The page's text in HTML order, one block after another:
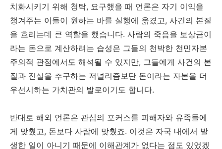
치화시키기 위해 청탁, 요구했을 때 언론은 자기 이익을
챙겨주는 이들이 원하는 바를 실행에 옮겼고, 사건의 본질
을 흐리는데 큰 역할을 했습니다. 사람의 죽음을 보상금이
라는 돈으로 계산하려는 습성은 그들의 천박한 천민자본
주의적 관점에서도 해석될 수 있지만, 그들에게 사건의 본
질과 진실을 추구하는 저널리즘보단 돈이라는 자본을 더
우선시하는 가치관의 발로이기도 합니다.
반대로 해외 언론은 관심의 포커스를 피해자와 유족들에
게 맞췄고, 돈보다 사람에 맞췄죠. 이것은 자국 내에서 발
생한 일이 아니기 때문에 이해관계가 없다는 점도 있었겠